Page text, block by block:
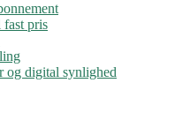
pris
og digital synlighed